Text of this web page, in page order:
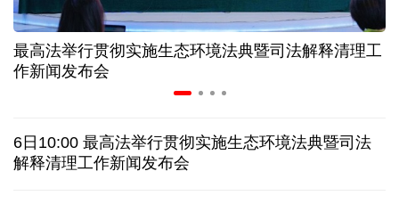
31省份上半年外贸成绩单出炉 见证产业提质跃迁
俄黑客称获取北约直接参与袭击俄领土的书面证据
最高法举行贯彻实施生态环境法典暨司法解释清理工
作新闻发布会
6日10:00 最高法举行贯彻实施生态环境法典暨司法
解释清理工作新闻发布会